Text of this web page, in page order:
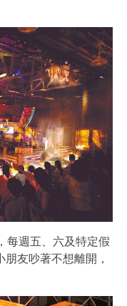
每週五、六及特定假
友吵著不想離開，